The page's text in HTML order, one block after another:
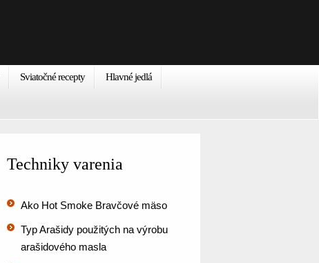
Sviatočné recepty Hlavné jedlá
Techniky varenia
Ako Hot Smoke Bravčové mäso
Typ Arašidy použitých na výrobu
arašidového masla